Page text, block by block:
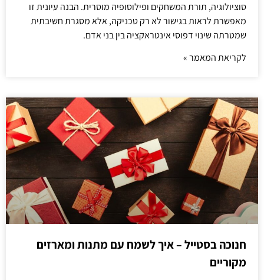
סוציולוגיה, תורת המשחקים ופילוסופיה מוסרית. הבנה עיונית זו
מאפשרת לראות בגישור לא רק טכניקה, אלא מסגרת חשיבתית
שמטרתה שינוי דפוסי אינטראקציה בין בני אדם.
לקריאת המאמר »
חנוכה בסטייל – איך לשמח עם מתנות ומארזים
מקוריים